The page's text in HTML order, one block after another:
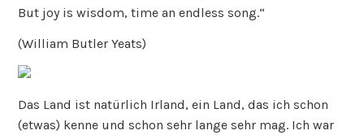
But joy is wisdom, time an endless song.“
(William Butler Yeats)
Das Land ist natürlich Irland, ein Land, das ich schon
(etwas) kenne und schon sehr lange sehr mag. Ich war